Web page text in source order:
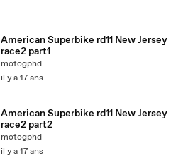
American Superbike rd11 New Jersey
race2 part1
motogphd
il y a 17 ans
American Superbike rd11 New Jersey
race2 part2
motogphd
il y a 17 ans